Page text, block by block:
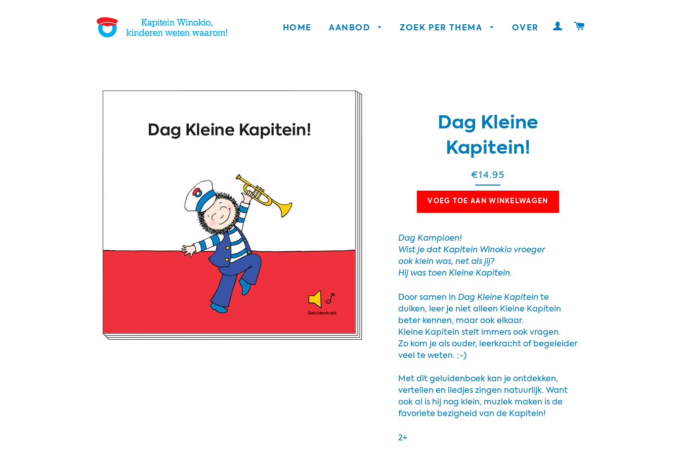
HOME AANBOD ZOEK PER THEMA OVER INLOGGEN
Dag Kleine
Kapitein!
€14.95
VOEG TOE AAN WINKELWAGEN
Dag Kampioen!
Wist je dat Kapitein Winokio vroeger
ook klein was, net als jij?
Hij was toen Kleine Kapitein.
Door samen in Dag Kleine Kapitein te
duiken, leer je niet alleen Kleine Kapitein
beter kennen, maar ook elkaar.
Kleine Kapitein stelt immers ook vragen.
Zo kom je als ouder, leerkracht of begeleider
veel te weten. ;-)
Met dit geluidenboek kan je ontdekken,
vertellen en liedjes zingen natuurlijk. Want
ook al is hij nog klein, muziek maken is de
favoriete bezigheid van de Kapitein!
2+